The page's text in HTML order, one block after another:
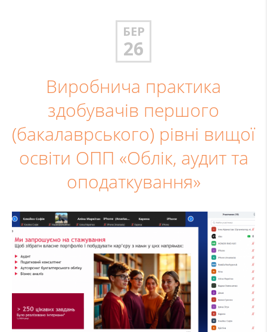
БЕР
26
Виробнича практика
здобувачів першого
(бакалаврського) рівні вищої
освіти ОПП «Облік, аудит та
оподаткування»